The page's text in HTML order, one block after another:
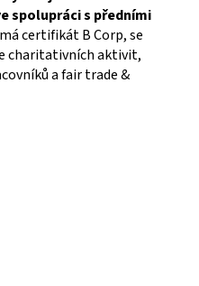
spolupráci s předními
certifikát B Corp, se
charitativních aktivit,
a fair trade &